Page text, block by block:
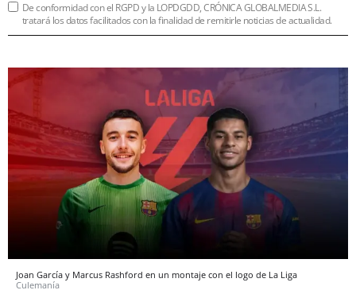
De conformidad con el RGPD y la LOPDGDD, CRÓNICA GLOBALMEDIA S.L.
tratará los datos facilitados con la finalidad de remitirle noticias de actualidad.
Joan García y Marcus Rashford en un montaje con el logo de La Liga
Culemanía